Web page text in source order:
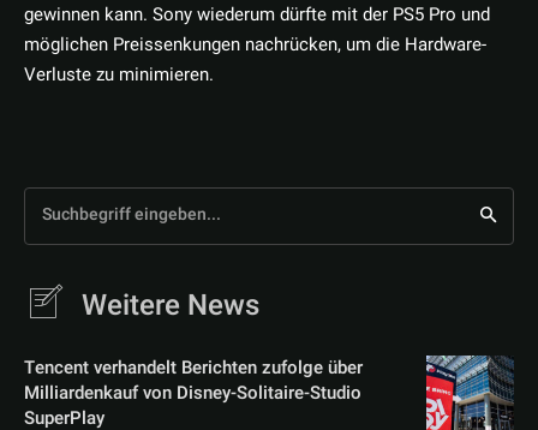
gewinnen kann. Sony wiederum dürfte mit der PS5 Pro und
möglichen Preissenkungen nachrücken, um die Hardware-
Verluste zu minimieren.
Suchbegriff eingeben...
Weitere News
Tencent verhandelt Berichten zufolge über
Milliardenkauf von Disney-Solitaire-Studio
SuperPlay